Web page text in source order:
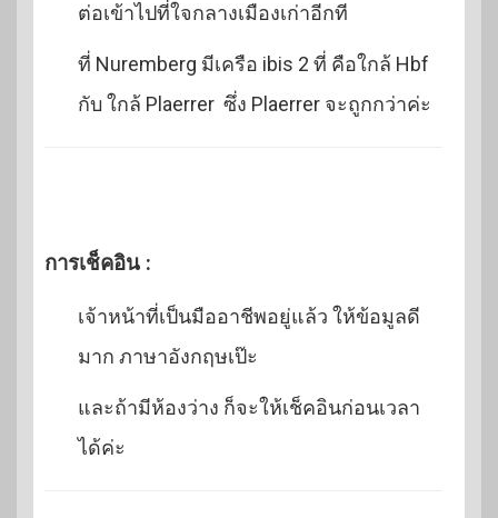
ต่อเข้าไปที่ใจกลางเมืองเก่าอีกที
ที่ Nuremberg มีเครือ ibis 2 ที่ คือใกล้ Hbf
กับ ใกล้ Plaerrer ซึ่ง Plaerrer จะถูกกว่าค่ะ
การเช็คอิน :
เจ้าหน้าที่เป็นมืออาชีพอยู่แล้ว ให้ข้อมูลดี
มาก ภาษาอังกฤษเป๊ะ
และถ้ามีห้องว่าง ก็จะให้เช็คอินก่อนเวลา
ได้ค่ะ